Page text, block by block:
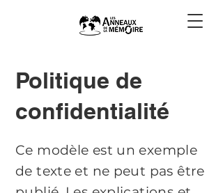
Politique de
confidentialité
Ce modèle est un exemple
de texte et ne peut pas être